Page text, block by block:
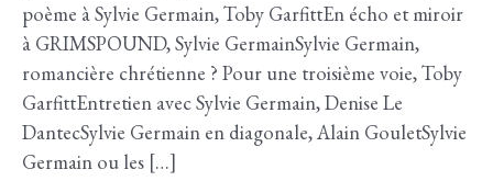
poème à Sylvie Germain, Toby GarfittEn écho et miroir
à GRIMSPOUND, Sylvie GermainSylvie Germain,
romancière chrétienne ? Pour une troisième voie, Toby
GarfittEntretien avec Sylvie Germain, Denise Le
DantecSylvie Germain en diagonale, Alain GouletSylvie
Germain ou les […]